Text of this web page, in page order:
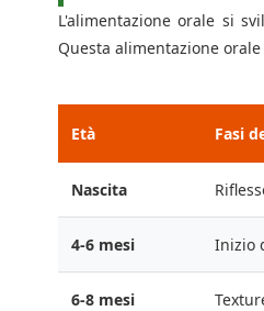
L'alimentazione orale si
Questa alimentazione
Età Fasi
Nascita
4-6 mesi Inizio
6-8 mesi